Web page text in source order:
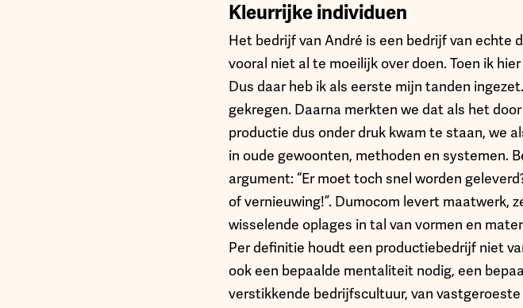
Kleurrijke individuen
Het bedrijf van André is een bedrijf van echte
vooral niet al te moeilijk over doen. Toen ik
Dus daar heb ik als eerste mijn tanden
gekregen. Daarna merkten we dat als het
productie dus onder druk kwam te staan, we
in oude gewoonten, methoden en systemen.
argument: “Er moet toch snel worden
of vernieuwing!”. Dumocom levert maatwerk,
wisselende oplages in tal van vormen en
Per definitie houdt een productiebedrijf niet
ook een bepaalde mentaliteit nodig, een
verstikkende bedrijfscultuur, van